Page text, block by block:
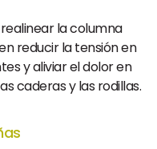
realinear la columna
reducir la tensión en
y aliviar el dolor en
caderas y las rodillas.